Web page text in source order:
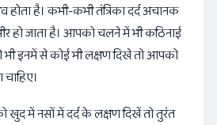
है। कभी-कभी तंत्रिका दर्द अचानक
हो जाता है। आपको चलने में भी कठिनाई
इनमें से कोई भी लक्षण दिखे तो आपको
में नसों में दर्द के लक्षण दिखें तो तुरंत